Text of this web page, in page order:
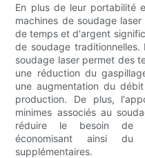
En plus de leur portabilité
machines de soudage
de temps et d'argent
de soudage
soudage laser permet des
une réduction du
une augmentation du
production. De plus,
minimes associés au
réduire le besoin de
économisant ainsi
supplémentaires.